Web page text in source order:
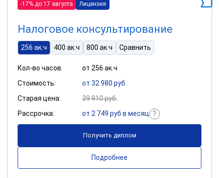
-17% до 17 августа Лицензия
Налоговое консультирование
256 ак.ч 400 ак.ч 800 ак.ч Сравнить
Кол-во часов:
от 256 ак.ч
Стоимость:
от 32 980 руб.
Старая цена:
39 910 руб.
Рассрочка:
от 2 749 руб в месяц
Получить диплом
Подробнее